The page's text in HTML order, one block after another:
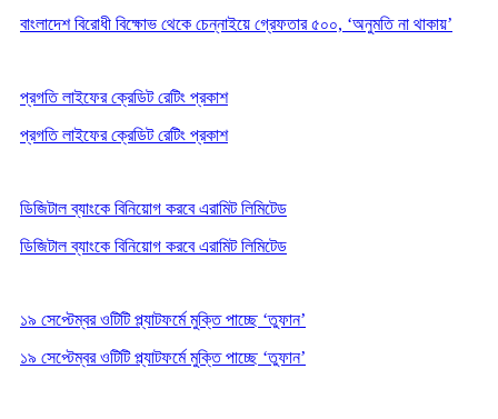
বাংলাদেশ বিরোধী বিক্ষোভ থেকে চেন্নাইয়ে গ্রেফতার ৫০০, ‘অনুমতি না থাকায়’
প্রগতি লাইফের ক্রেডিট রেটিং প্রকাশ
প্রগতি লাইফের ক্রেডিট রেটিং প্রকাশ
ডিজিটাল ব্যাংকে বিনিয়োগ করবে এরামিট লিমিটেড
ডিজিটাল ব্যাংকে বিনিয়োগ করবে এরামিট লিমিটেড
১৯ সেপ্টেম্বর ওটিটি প্ল্যাটফর্মে মুক্তি পাচ্ছে ‘তুফান’
১৯ সেপ্টেম্বর ওটিটি প্ল্যাটফর্মে মুক্তি পাচ্ছে ‘তুফান’